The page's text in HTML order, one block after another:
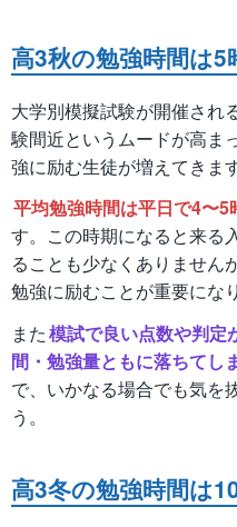
高3秋の勉強時間は5
大学別模擬試験が開催され
験間近というムードが高ま
強に励む生徒が増えてきます
平均勉強時間は平日で4〜
す。この時期になると来る
ることも少なくありません
勉強に励むことが重要にな
また模試で良い点数や判定
間・勉強量ともに落ちてし
で、いかなる場合でも気を
う。
高3冬の勉強時間は